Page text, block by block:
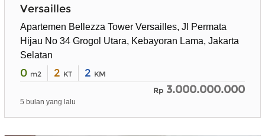
Versailles
Apartemen Bellezza Tower Versailles, Jl Permata
Hijau No 34 Grogol Utara, Kebayoran Lama, Jakarta
Selatan
0 m2 2 KT 2 KM
Rp 3.000.000.000
5 bulan yang lalu